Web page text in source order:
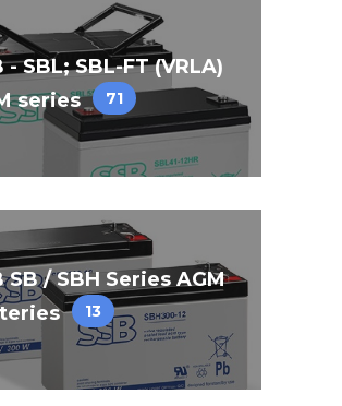
- SBL; SBL-FT (VRLA)
series
71
SB / SBH Series AGM
13